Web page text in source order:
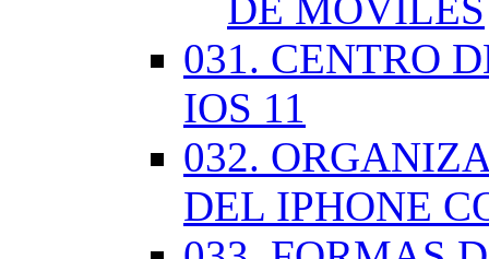
031. CENTRO
IOS 11
032.
DEL IPHONE